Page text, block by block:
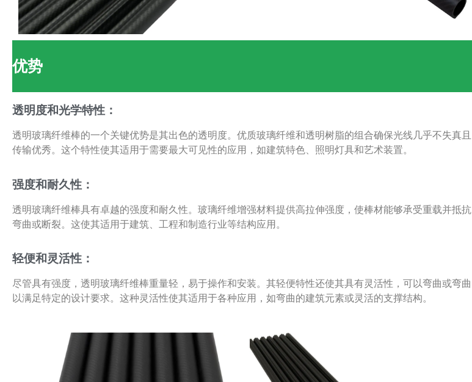
优势
透明度和光学特性：
透明玻璃纤维棒的一个关键优势是其出色的透明度。优质玻璃纤维和透明树脂的组合确保光线几乎不失真且
传输优秀。这个特性使其适用于需要最大可见性的应用，如建筑特色、照明灯具和艺术装置。
强度和耐久性：
透明玻璃纤维棒具有卓越的强度和耐久性。玻璃纤维增强材料提供高拉伸强度，使棒材能够承受重载并抵抗
弯曲或断裂。这使其适用于建筑、工程和制造行业等结构应用。
轻便和灵活性：
尽管具有强度，透明玻璃纤维棒重量轻，易于操作和安装。其轻便特性还使其具有灵活性，可以弯曲或弯曲
以满足特定的设计要求。这种灵活性使其适用于各种应用，如弯曲的建筑元素或灵活的支撑结构。